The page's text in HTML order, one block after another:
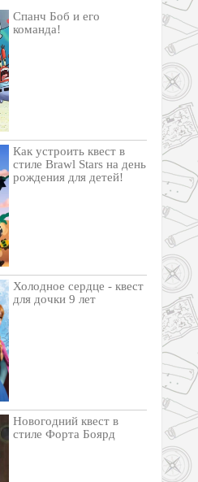
Спанч Боб и его
команда!
Как устроить квест в
стиле Brawl Stars на день
рождения для детей!
Холодное сердце - квест
для дочки 9 лет
Новогодний квест в
стиле Форта Боярд